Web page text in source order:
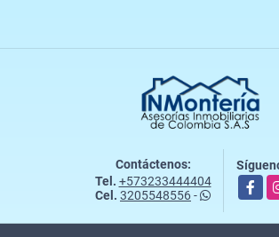
Contáctenos:
Tel. +573233444404
Cel. 3205548556-